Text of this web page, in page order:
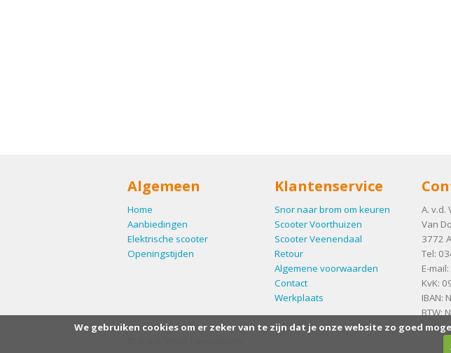
Algemeen
Home
Aanbiedingen
Elektrische scooter
Openingstijden
Klantenservice
Snor naar brom om keuren
Scooter Voorthuizen
Scooter Veenendaal
Retour
Algemene voorwaarden
Contact
Werkplaats
A. v.d.
Van
3772
Tel:
E-mail:
KvK:
IBAN:
BTW:
We gebruiken cookies om er zeker van te zijn dat je onze website zo goed